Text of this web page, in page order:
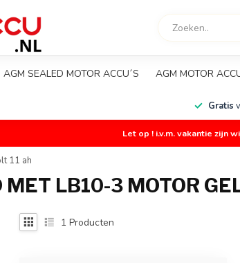
AGM SEALED MOTOR ACCU´S AGM MOTOR
Gratis
Let op ! i.v.m. vakantie zijn
11 ah
LB10-3 MOTOR
1 Producten